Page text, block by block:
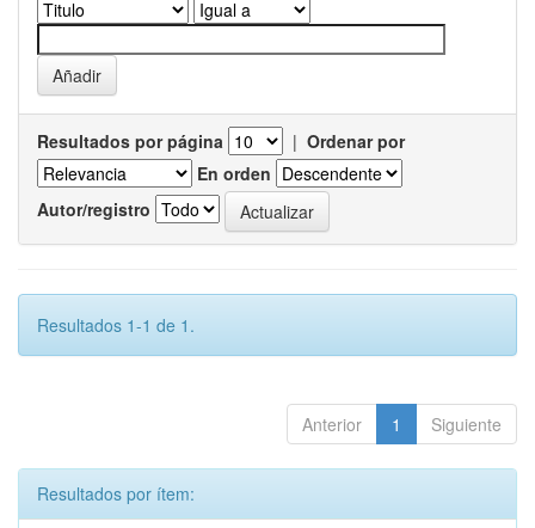
Resultados por página | Ordenar por
En orden
Autor/registro
Resultados 1-1 de 1.
Anterior 1 Siguiente
Resultados por ítem: